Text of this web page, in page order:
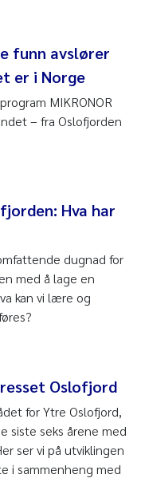
funn avslører
er i Norge
MIKRONOR
– fra Oslofjorden
Hva har
dugnad for
med å lage en
kan vi lære og
Oslofjord
for Ytre Oslofjord,
siste seks årene med
ser vi på utviklingen
i sammenheng med